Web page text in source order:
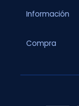
Información
Compra